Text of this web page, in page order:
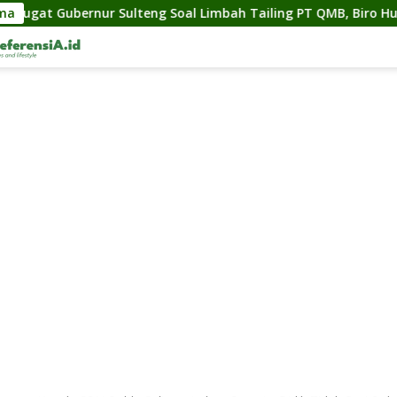
Sulteng Soal Limbah Tailing PT QMB, Biro Hukum Sebut